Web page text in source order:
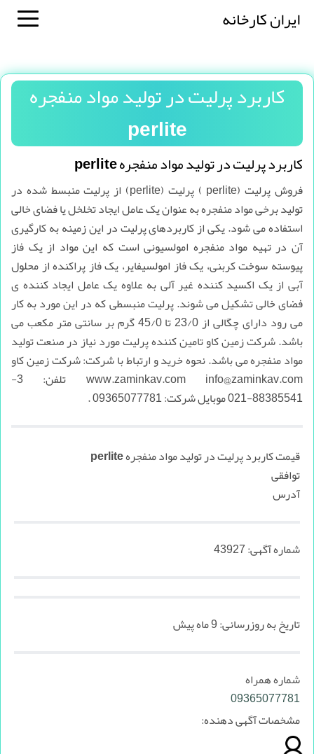
ایران کارخانه
کاربرد پرلیت در تولید مواد منفجره
perlite
کاربرد پرلیت در تولید مواد منفجره perlite
فروش پرلیت (perlite ) پرلیت (perlite) از پرلیت منبسط شده در
تولید برخی مواد منفجره به عنوان یک عامل ایجاد تخلخل یا فضای خالی
استفاده می شود. یکی از کاربردهای پرلیت در این زمینه به کارگیری
آن در تهیه مواد منفجره امولسیونی است که این مواد از یک فاز
پیوسته سوخت کربنی، یک فاز امولسیفایر، یک فاز پراکنده از محلول
آبی از یک اکسید کننده غیر آلی به علاوه یک عامل ایجاد کننده ی
فضای خالی تشکیل می شوند. پرلیت منبسطی که در این مورد به کار
می رود دارای چگالی از 23/0 تا 45/0 گرم بر سانتی متر مکعب می
باشد. شرکت زمین کاو تامین کننده پرلیت مورد نیاز در صنعت تولید
مواد منفجره می باشد. نحوه خرید و ارتباط با شرکت: شرکت زمین کاو
www.zaminkav.com info@zaminkav.com تلفن: 3-
88385541-021 موبایل شرکت: 09365077781 .
قیمت کاربرد پرلیت در تولید مواد منفجره perlite
توافقی
آدرس
شماره آگهی:43927
تاریخ به روزرسانی:9 ماه پیش
شماره همراه
09365077781
مشخصات آگهی دهنده: